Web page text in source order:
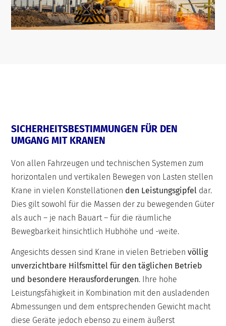
SICHERHEITSBESTIMMUNGEN FÜR DEN
UMGANG MIT KRANEN
Von allen Fahrzeugen und technischen Systemen zum
horizontalen und vertikalen Bewegen von Lasten stellen
Krane in vielen Konstellationen den Leistungsgipfel dar.
Dies gilt sowohl für die Massen der zu bewegenden Güter
als auch – je nach Bauart – für die räumliche
Bewegbarkeit hinsichtlich Hubhöhe und -weite.
Angesichts dessen sind Krane in vielen Betriebenvöllig
unverzichtbare Hilfsmittel für den täglichen Betrieb
und besondere Herausforderungen. Ihre hohe
Leistungsfähigkeit in Kombination mit den ausladenden
Abmessungen und dem entsprechenden Gewicht macht
diese Geräte jedoch ebenso zu einem äußerst